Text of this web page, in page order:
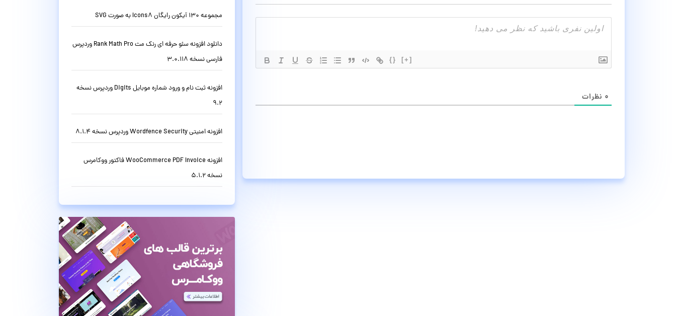
{} [+]
۰ نظرات
مجموعه 130 آیکون رایگان Icons8 به صورت SVG
دانلود افزونه سئو حرفه ای رنک مث Rank Math Pro وردپرس
فارسی نسخه 3.0.118
افزونه ثبت نام و ورود شماره موبایل Digits وردپرس نسخه
9.2
افزونه امنیتی Wordfence Security وردپرس نسخه 8.1.4
افزونه WooCommerce PDF Invoice فاکتور ووکامرس
نسخه 5.1.2